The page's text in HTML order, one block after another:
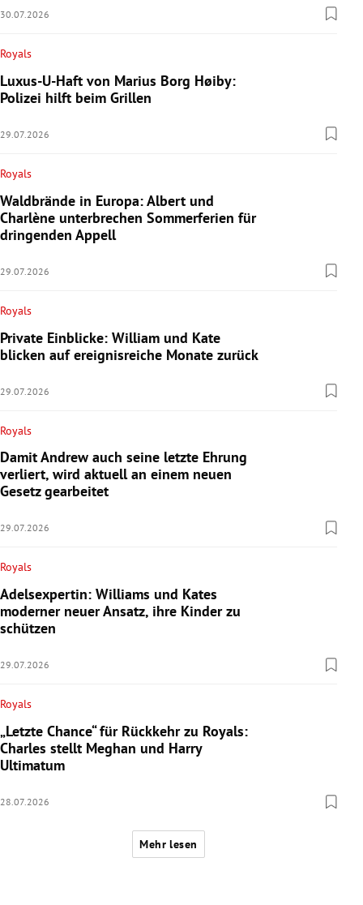
30.07.2026
Royals
Luxus-U-Haft von Marius Borg Høiby:
Polizei hilft beim Grillen
29.07.2026
Royals
Waldbrände in Europa: Albert und
Charlène unterbrechen Sommerferien für
dringenden Appell
29.07.2026
Royals
Private Einblicke: William und Kate
blicken auf ereignisreiche Monate zurück
29.07.2026
Royals
Damit Andrew auch seine letzte Ehrung
verliert, wird aktuell an einem neuen
Gesetz gearbeitet
29.07.2026
Royals
Adelsexpertin: Williams und Kates
moderner neuer Ansatz, ihre Kinder zu
schützen
29.07.2026
Royals
„Letzte Chance“ für Rückkehr zu Royals:
Charles stellt Meghan und Harry
Ultimatum
28.07.2026
Mehr lesen